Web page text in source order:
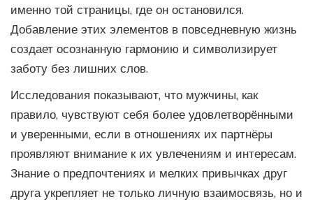
именно той страницы, где он остановился.
Добавление этих элементов в повседневную жизнь
создает осознанную гармонию и символизирует
заботу без лишних слов.
Исследования показывают, что мужчины, как
правило, чувствуют себя более удовлетворёнными
и уверенными, если в отношениях их партнёры
проявляют внимание к их увлечениям и интересам.
Знание о предпочтениях и мелких привычках друг
друга укрепляет не только личную взаимосвязь, но и